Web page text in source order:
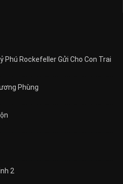
Phú Rockefeller Gửi Cho Con Trai
Phùng
2